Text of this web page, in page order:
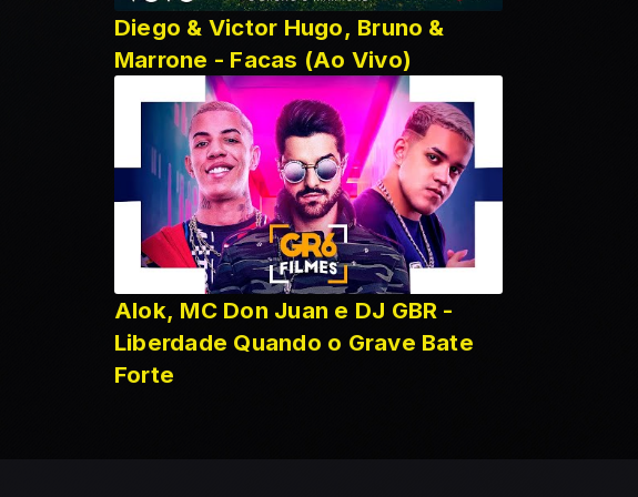
Diego & Victor Hugo, Bruno &
Marrone - Facas (Ao Vivo)
Alok, MC Don Juan e DJ GBR -
Liberdade Quando o Grave Bate
Forte